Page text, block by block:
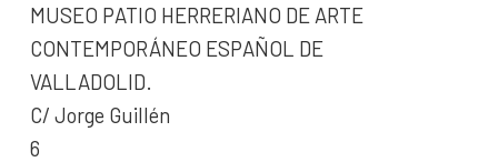
MUSEO PATIO HERRERIANO DE ARTE
CONTEMPORÁNEO ESPAÑOL DE
VALLADOLID.
C/ Jorge Guillén
6